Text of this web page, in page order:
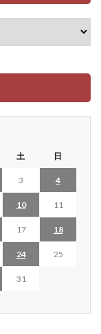
土 日
3 4
10 11
17 18
24 25
31